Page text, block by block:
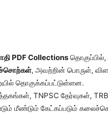
PDF Collections
, அவற்றின் பொருள்,
தொகுக்கப்பட்டுள்ளன.
TNPSC தேர்வுகள்,
மீண்டும் கேட்கப்படும்